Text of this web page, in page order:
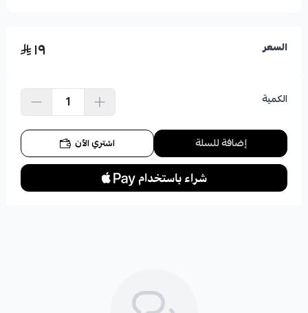
السعر ١٩
الكمية
إضافة للسلة اشتري الآن